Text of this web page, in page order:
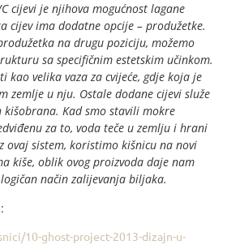
cijevi je njihova mogućnost lagane
cijev ima dodatne opcije – produžetke.
na drugu poziciju, možemo
sa specifičnim estetskim učinkom.
kao velika vaza za cvijeće, gdje koja je
zemlje u nju. Ostale dodane cijevi služe
Kad smo stavili mokre
za to, voda teče u zemlju i hrani
ovaj sistem, koristimo kišnicu na novi
kiše, oblik ovog proizvoda daje nam
način zalijevanja biljaka.
10-ghost-project-2013-dizajn-u-